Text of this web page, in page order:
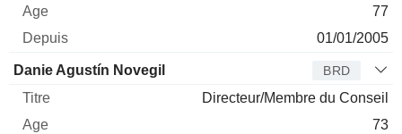
77
01/01/2005
Danie Agustín Novegil BRD
Directeur/Membre du Conseil
73